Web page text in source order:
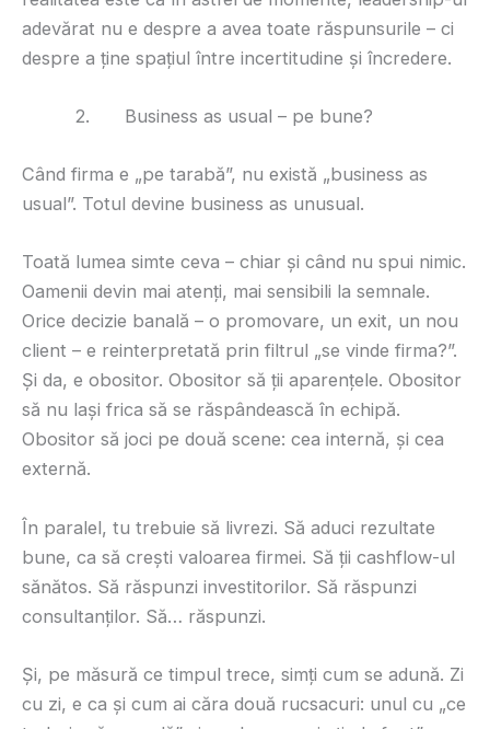
adevărat nu e despre a avea toate răspunsurile – ci
despre a ține spațiul între incertitudine și încredere.
2. Business as usual – pe bune?
Când firma e „pe tarabă”, nu există „business as
usual”. Totul devine business as unusual.
Toată lumea simte ceva – chiar și când nu spui nimic.
Oamenii devin mai atenți, mai sensibili la semnale.
Orice decizie banală – o promovare, un exit, un nou
client – e reinterpretată prin filtrul „se vinde firma?”.
Și da, e obositor. Obositor să ții aparențele. Obositor
să nu lași frica să se răspândească în echipă.
Obositor să joci pe două scene: cea internă, și cea
externă.
În paralel, tu trebuie să livrezi. Să aduci rezultate
bune, ca să crești valoarea firmei. Să ții cashflow-ul
sănătos. Să răspunzi investitorilor. Să răspunzi
consultanților. Să… răspunzi.
Și, pe măsură ce timpul trece, simți cum se adună. Zi
cu zi, e ca și cum ai căra două rucsacuri: unul cu „ce